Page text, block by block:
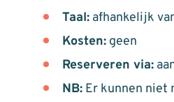
Taal:afhankelijk
Kosten:geen
Reserveren via:
NB:Er kunnen niet